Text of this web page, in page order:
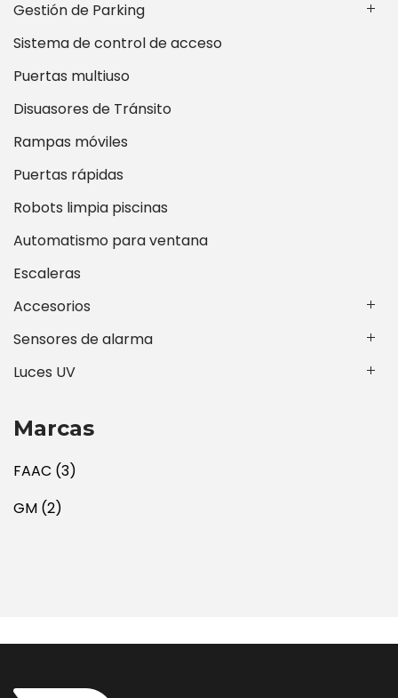
Gestión de Parking
Sistema de control de acceso
Puertas multiuso
Disuasores de Tránsito
Rampas móviles
Puertas rápidas
Robots limpia piscinas
Automatismo para ventana
Escaleras
Accesorios
Sensores de alarma
Luces UV
Marcas
FAAC (3)
GM (2)